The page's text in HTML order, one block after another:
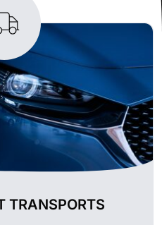
TRANSPORTS